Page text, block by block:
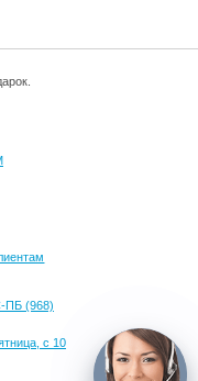
ПБ (968)
с 10